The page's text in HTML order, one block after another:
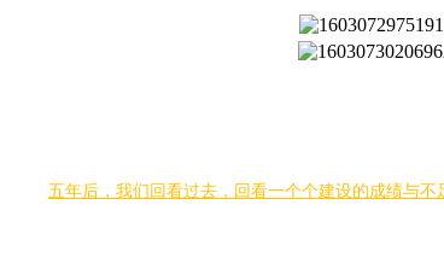
五年后，我们回看过去，回看一个个建设的成绩与